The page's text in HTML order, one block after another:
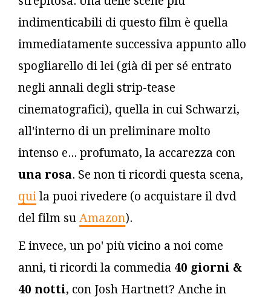
indimenticabili di questo film è quella
immediatamente successiva appunto allo
spogliarello di lei (già di per sé entrato
negli annali degli strip-tease
cinematografici), quella in cui Schwarzi,
all'interno di un preliminare molto
intenso e... profumato, la accarezza con
una rosa. Se non ti ricordi questa scena,
qui la puoi rivedere (o acquistare il dvd
del film su Amazon).
E invece, un po' più vicino a noi come
anni, ti ricordi la commedia 40 giorni &
40 notti, con Josh Hartnett? Anche in